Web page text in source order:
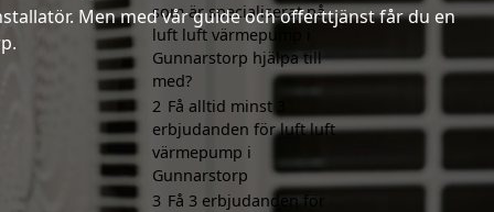
Men med vår guide och offerttjänst får du en
som är specialiserat på
luft luft värmepump i
Gunnarstorp hjälpa till
med?
2 Få alltid minst 3
erbjudanden för luft luft
värmepump i
Gunnarstorp
3 Få 3 erbjudanden för